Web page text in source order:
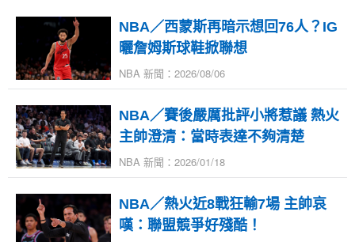
NBA／西蒙斯再暗示想回76人？IG
曬詹姆斯球鞋掀聯想
NBA 新聞：2026/08/06
NBA／賽後嚴厲批評小將惹議 熱火
主帥澄清：當時表達不夠清楚
NBA 新聞：2026/01/18
NBA／熱火近8戰狂輸7場 主帥哀
嘆：聯盟競爭好殘酷！